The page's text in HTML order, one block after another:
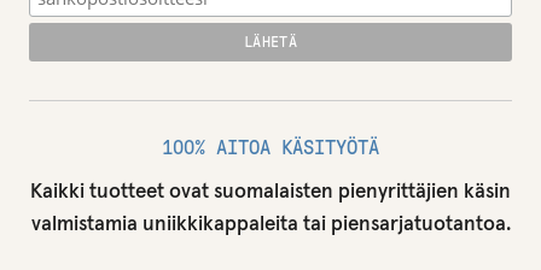
100% AITOA KÄSITYÖTÄ
Kaikki tuotteet ovat suomalaisten pienyrittäjien käsin
valmistamia uniikkikappaleita tai piensarjatuotantoa.